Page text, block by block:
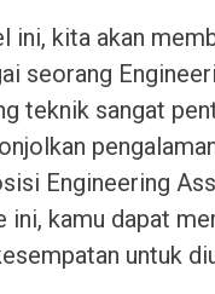
ini, kita akan
seorang
teknik sangat
Engineering
ini, kamu dapat
untuk